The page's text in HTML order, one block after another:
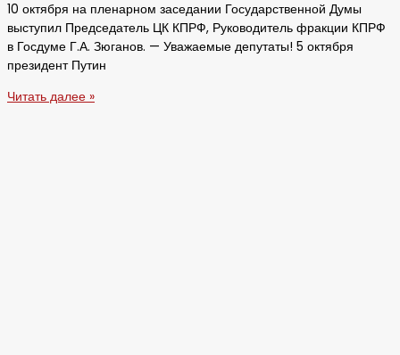
10 октября на пленарном заседании Государственной Думы
выступил Председатель ЦК КПРФ, Руководитель фракции КПРФ
в Госдуме Г.А. Зюганов. — Уважаемые депутаты! 5 октября
президент Путин
Читать далее »